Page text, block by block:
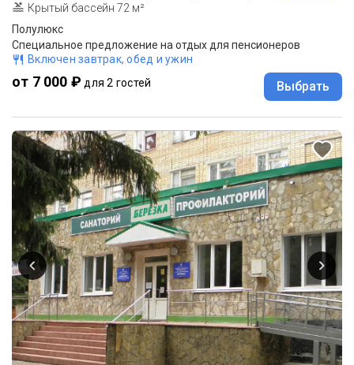
Крытый бассейн 72 м²
Полулюкс
Специальное предложение на отдых для пенсионеров
Включен завтрак, обед и ужин
от 7 000 ₽ для 2 гостей Выбрать